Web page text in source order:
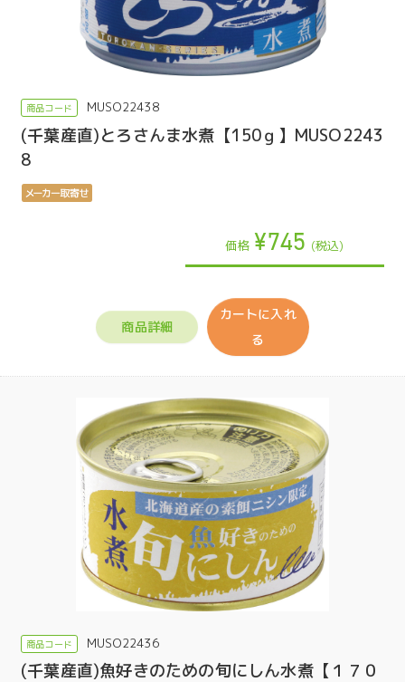
MUSO22438
(千葉産直)とろさんま水煮【150ｇ】MUSO2243
8
価格 ¥745 (税込)
商品詳細
カートに入れ
る
MUSO22436
(千葉産直)魚好きのための旬にしん水煮【１７０